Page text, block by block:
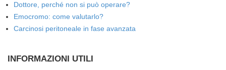
Dottore, perché non si può operare?
Emocromo: come valutarlo?
Carcinosi peritoneale in fase avanzata
INFORMAZIONI UTILI